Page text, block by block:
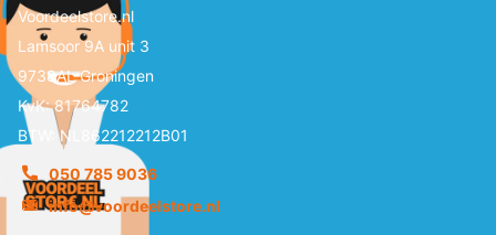
Voordeelstore.nl
Lamsoor 9A unit 3
9738AL Groningen
KvK: 81764782
BTW: NL862212212B01
050 785 9036
info@voordeelstore.nl